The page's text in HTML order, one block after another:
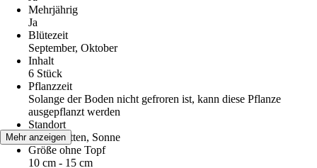
Mehrjährig
Ja
Blütezeit
September, Oktober
Inhalt
6 Stück
Pflanzzeit
Solange der Boden nicht gefroren ist, kann diese Pflanze
ausgepflanzt werden
Standort
Halbschatten, Sonne
Größe ohne Topf
10 cm - 15 cm
Mehr anzeigen